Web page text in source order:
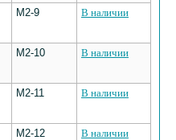
М2-9 В наличии
М2-10 В наличии
М2-11 В наличии
М2-12 В наличии